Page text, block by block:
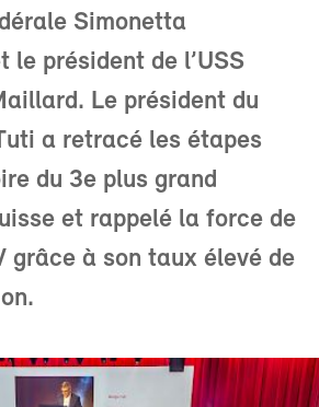
Simonetta
le président de l’USS
Le président du
a retracé les étapes
du 3e plus grand
et rappelé la force de
grâce à son taux élevé de